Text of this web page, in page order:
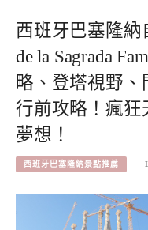
西班牙巴塞隆納
de la Sagrada
略、登塔視野
行前攻略！瘋狂
夢想！
西班牙巴塞隆納景點推薦